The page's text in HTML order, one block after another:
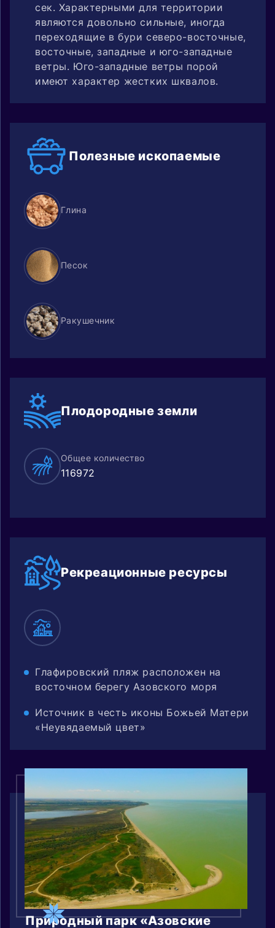
сек. Характерными для территории
являются довольно сильные, иногда
переходящие в бури северо-восточные,
восточные, западные и юго-западные
ветры. Юго-западные ветры порой
имеют характер жестких шквалов.
Полезные ископаемые
Глина
Песок
Ракушечник
Плодородныеземли
Общее количество
116972
Рекреационные ресурсы
Глафировский пляж расположен на
восточном берегу Азовского моря
Источник в честь иконы Божьей Матери
«Неувядаемый цвет»
Природный парк «Азовские